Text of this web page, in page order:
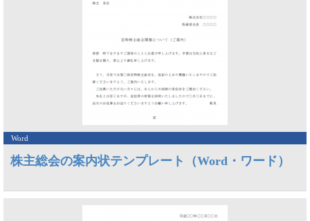
Word
株主総会の案内状テンプレート（Word・ワード）